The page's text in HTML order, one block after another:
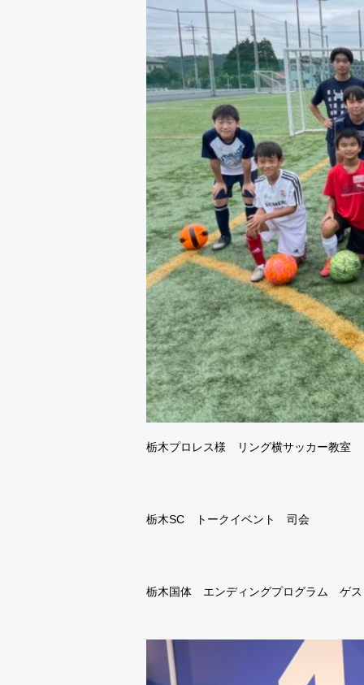
栃木プロレス様 リング横サッカー教室
栃木SC トークイベント 司会
栃木国体 エンディングプログラム ゲス